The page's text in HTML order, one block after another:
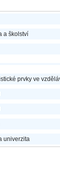
a školství
prvky ve
univerzita